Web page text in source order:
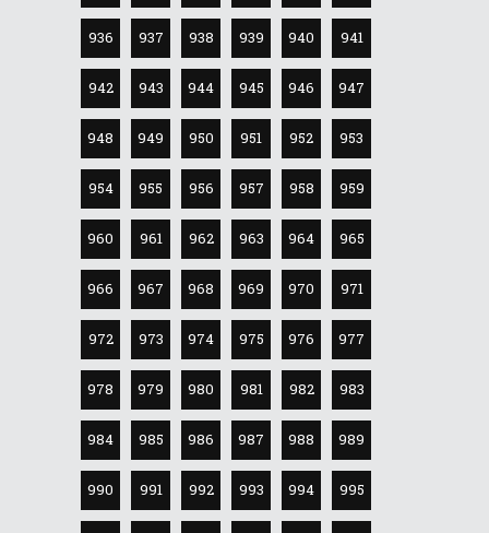
936 937 938 939 940 941
942 943 944 945 946 947
948 949 950 951 952 953
954 955 956 957 958 959
960 961 962 963 964 965
966 967 968 969 970 971
972 973 974 975 976 977
978 979 980 981 982 983
984 985 986 987 988 989
990 991 992 993 994 995